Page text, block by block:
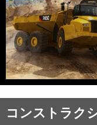
コンストラク